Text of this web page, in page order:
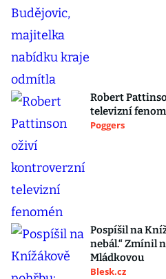
Robert
televizní
Poggers
Pospíšil na
nebál.“ Zmínil
Mládkovou
Blesk.cz